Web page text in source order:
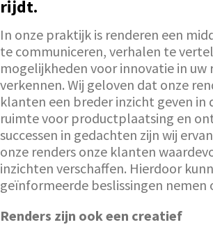
rijdt.
In onze praktijk is renderen een
te communiceren, verhalen te
mogelijkheden voor innovatie in uw
verkennen. Wij geloven dat onze
klanten een breder inzicht geven in
ruimte voor productplaatsing en
successen in gedachten zijn wij
onze renders onze klanten
inzichten verschaffen. Hierdoor
geïnformeerde beslissingen nemen
Renders zijn ook een creatief